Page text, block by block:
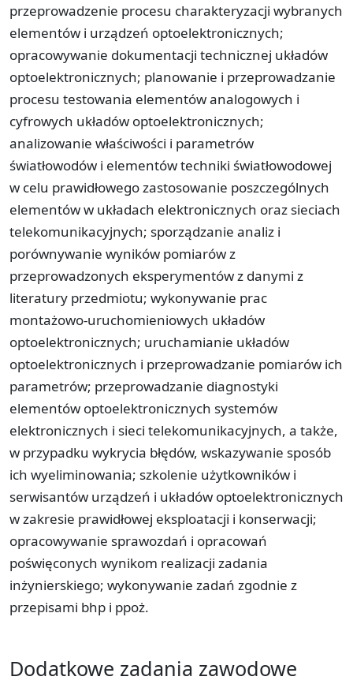
przeprowadzenie procesu charakteryzacji wybranych
elementów i urządzeń optoelektronicznych;
opracowywanie dokumentacji technicznej układów
optoelektronicznych; planowanie i przeprowadzanie
procesu testowania elementów analogowych i
cyfrowych układów optoelektronicznych;
analizowanie właściwości i parametrów
światłowodów i elementów techniki światłowodowej
w celu prawidłowego zastosowanie poszczególnych
elementów w układach elektronicznych oraz sieciach
telekomunikacyjnych; sporządzanie analiz i
porównywanie wyników pomiarów z
przeprowadzonych eksperymentów z danymi z
literatury przedmiotu; wykonywanie prac
montażowo-uruchomieniowych układów
optoelektronicznych; uruchamianie układów
optoelektronicznych i przeprowadzanie pomiarów ich
parametrów; przeprowadzanie diagnostyki
elementów optoelektronicznych systemów
elektronicznych i sieci telekomunikacyjnych, a także,
w przypadku wykrycia błędów, wskazywanie sposób
ich wyeliminowania; szkolenie użytkowników i
serwisantów urządzeń i układów optoelektronicznych
w zakresie prawidłowej eksploatacji i konserwacji;
opracowywanie sprawozdań i opracowań
poświęconych wynikom realizacji zadania
inżynierskiego; wykonywanie zadań zgodnie z
przepisami bhp i ppoż.
Dodatkowe zadania zawodowe